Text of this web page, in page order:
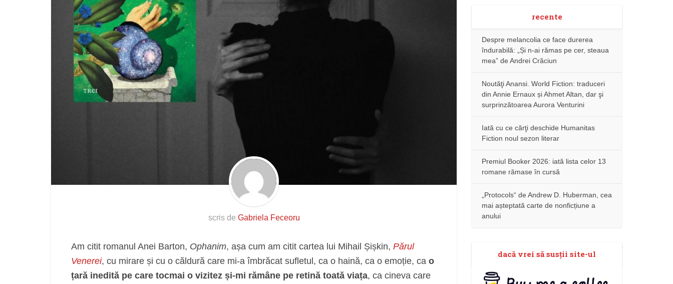
scris de Gabriela Feceoru
Am citit romanul Anei Barton, Ophanim, așa cum am citit cartea lui Mihail Șișkin, Părul
Venerei, cu mirare și cu o căldură care mi-a îmbrăcat sufletul, ca o haină, ca o emoție, ca o
țară inedită pe care tocmai o vizitez și-mi rămâne pe retină toată viața, ca cineva care
recente
Despre melancolia ce face durerea
îndurabilă: „Și n-ai rămas pe cer, steaua
mea” de Andrei Crăciun
Noutăţi Anansi. World Fiction: traduceri
din Annie Ernaux și Ahmet Altan, dar şi
surprinzătoarea Aurora Venturini
Iată cu ce cărţi deschide Humanitas
Fiction noul sezon literar
Premiul Booker 2026: iată lista celor 13
romane rămase în cursă
„Protocols“ de Andrew D. Huberman, cea
mai așteptată carte de nonficțiune a
anului
dacă vrei să susţii site-ul